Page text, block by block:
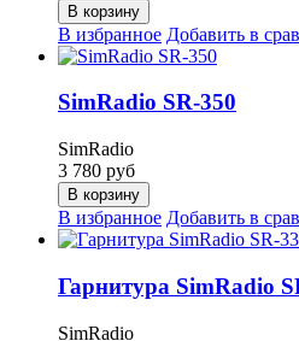
В корзину
В избранное Добавить в
SimRadio SR-350
SimRadio
3 780 руб
В корзину
В избранное Добавить в
Гарнитура SimRadio
SimRadio